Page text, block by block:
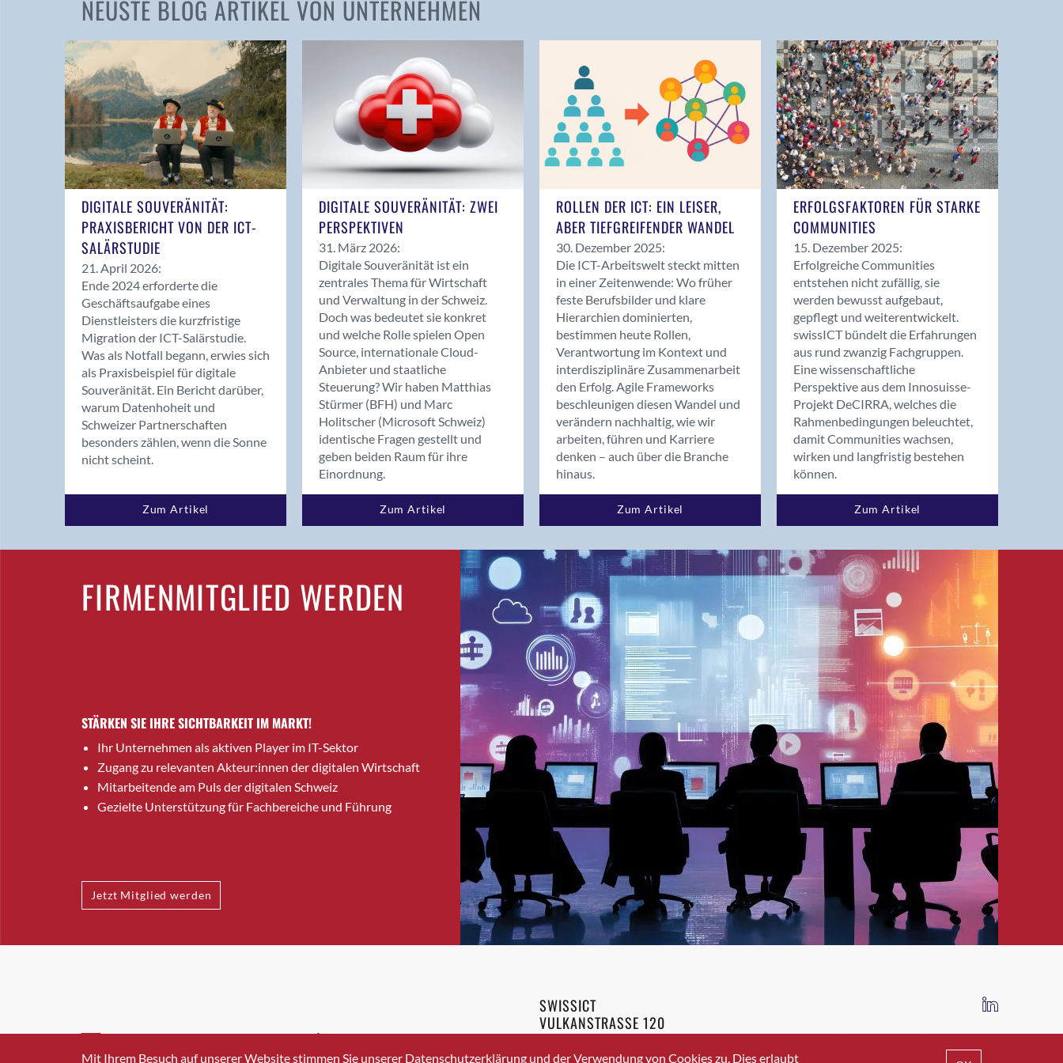
Andelfingen
Balsthal
Balzers
Bassersdorf
Benken (SG)
Bergdietikon
Bern - Liebefeld
Birsfelden
Bolligen
Bonaduz
Bonstetten
Bottighofen
Bremgarten bei Bern
Brig-Glis
Bronschhofen
Brugg
Brugg AG
Burgdorf
Bäretswil
Bülach
Cazis
Crissier
Davos Platz
NEUSTE BLOG ARTIKEL VON UNTERNEHMEN
DIGITALE SOUVERÄNITÄT:
PRAXISBERICHT VON DER ICT-
SALÄRSTUDIE
21. April 2026:
Ende 2024 erforderte die
Geschäftsaufgabe eines
Dienstleisters die kurzfristige
Migration der ICT-Salärstudie.
Was als Notfall begann, erwies sich
als Praxisbeispiel für digitale
Souveränität. Ein Bericht darüber,
warum Datenhoheit und
Schweizer Partnerschaften
besonders zählen, wenn die Sonne
nicht scheint.
Zum Artikel
DIGITALE SOUVERÄNITÄT: ZWEI
PERSPEKTIVEN
31. März 2026:
Digitale Souveränität ist ein
zentrales Thema für Wirtschaft
und Verwaltung in der Schweiz.
Doch was bedeutet sie konkret
und welche Rolle spielen Open
Source, internationale Cloud-
Anbieter und staatliche
Steuerung? Wir haben Matthias
Stürmer (BFH) und Marc
Holitscher (Microsoft Schweiz)
identische Fragen gestellt und
geben beiden Raum für ihre
Einordnung.
Zum Artikel
ROLLEN DER ICT: EIN LEISER,
ABER TIEFGREIFENDER WANDEL
30. Dezember 2025:
Die ICT-Arbeitswelt steckt mitten
in einer Zeitenwende: Wo früher
feste Berufsbilder und klare
Hierarchien dominierten,
bestimmen heute Rollen,
Verantwortung im Kontext und
interdisziplinäre Zusammenarbeit
den Erfolg. Agile Frameworks
beschleunigen diesen Wandel und
verändern nachhaltig, wie wir
arbeiten, führen und Karriere
denken – auch über die Branche
hinaus.
Zum Artikel
ERFOLGSFAKTOREN FÜR STARKE
COMMUNITIES
15. Dezember 2025:
Erfolgreiche Communities
entstehen nicht zufällig, sie
werden bewusst aufgebaut,
gepflegt und weiterentwickelt.
swissICT bündelt die Erfahrungen
aus rund zwanzig Fachgruppen.
Eine wissenschaftliche
Perspektive aus dem Innosuisse-
Projekt DeCIRRA, welches die
Rahmenbedingungen beleuchtet,
damit Communities wachsen,
wirken und langfristig bestehen
können.
Zum Artikel
FIRMENMITGLIED WERDEN
STÄRKEN SIE IHRE SICHTBARKEIT IM MARKT!
Ihr Unternehmen als aktiven Player im IT-Sektor
Zugang zu relevanten Akteur:innen der digitalen Wirtschaft
Mitarbeitende am Puls der digitalen Schweiz
Gezielte Unterstützung für Fachbereiche und Führung
Jetzt Mitglied werden
INFO@SWISSICT.CH +41 43 336 40 20
SWISSICT
VULKANSTRASSE 120
8048 ZURICH
IMPRESSUM DATENSCHUTZ AGB
Mit Ihrem Besuch auf unserer Website stimmen Sie unserer Datenschutzerklärung und der Verwendung von Cookies zu. Dies erlaubt